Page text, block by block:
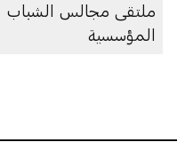
ملتقى مجالس الشباب
المؤسسية